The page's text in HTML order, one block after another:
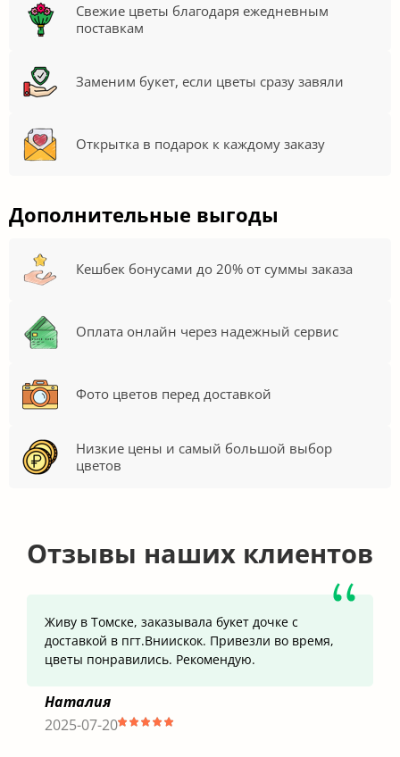
Свежие цветы благодаря ежедневным
поставкам
Заменим букет, если цветы сразу завяли
Открытка в подарок к каждому заказу
Дополнительные выгоды
Кешбек бонусами до 20% от суммы заказа
Оплата онлайн через надежный сервис
Фото цветов перед доставкой
Низкие цены и самый большой выбор
цветов
Отзывы наших клиентов
Живу в Томске, заказывала букет дочке с
доставкой в пгт.Вниискок. Привезли во время,
цветы понравились. Рекомендую.
Наталия
2025-07-20